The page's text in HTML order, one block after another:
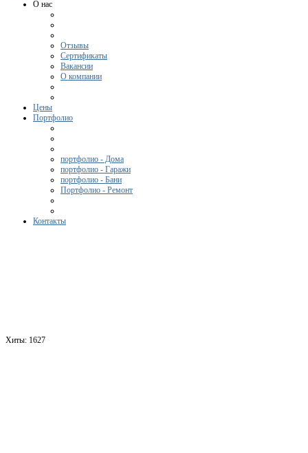
О нас
Отзывы
Сертификаты
Вакансии
О компании
Цены
Портфолио
портфолио - Дома
портфолио - Гаражи
портфолио - Бани
Портфолио - Ремонт
Контакты
Хиты: 1627